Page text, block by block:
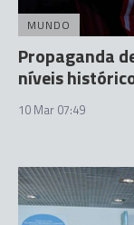
MUNDO
Propaganda
níveis
10 Mar 07:49